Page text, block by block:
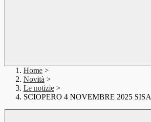
Home >
Novità >
Le notizie >
SCIOPERO 4 NOVEMBRE 2025 SISA